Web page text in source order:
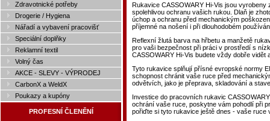
Zdravotnické potřeby
Drogerie / Hygiena
Nářadí a vybavení pracovišť
Speciální doplňky
Reklamní textil
Volný čas
AKCE - SLEVY - VÝPRODEJ
CarbonX a WeldX
Poukazy a kupóny
PROFESNÍ ČLENĚNÍ
Rukavice CASSOWARY Hi-Vis jsou
spolehlivou ochranu vašich rukou. Dlaň je
úchop a ochranu před mechanickým
příjemné na nošení i při dlouhodobém
Reflexní žlutá barva na hřbetu a manžetě
pro vaši bezpečnost při práci v prostředí s
CASSOWARY Hi-Vis budete vždy dobře vidět
Tyto rukavice splňují přísné evropské normy
schopnost chránit vaše ruce před
odvětvích, jako je přeprava, skladování a
Investice do pracovních rukavic
ochrání vaše ruce, poskytne vám pohodlí při
pořiďte si tyto rukavice ještě dnes - vaše ruce